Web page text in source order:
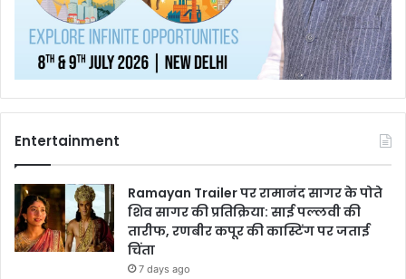
Entertainment
Ramayan Trailer पर रामानंद सागर के पोते
शिव सागर की प्रतिक्रिया: साई पल्लवी की
तारीफ, रणबीर कपूर की कास्टिंग पर जताई
चिंता
7 days ago